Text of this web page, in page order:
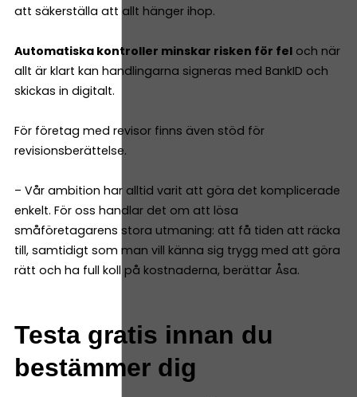
att säkerställa att allt hänger ihop.
Automatiska kontroller minskar risken för fel och när
allt är klart kan handlingarna signeras med BankID och
skickas in digitalt.
För företag med revisor finns även stöd för
revisionsberättelse.
– Vår ambition har alltid varit att göra det komplicerade
enkelt. För oss handlar det om att lösa
småföretagarens stora utmaning: att få tiden att räcka
till, samtidigt som man vill känna sig trygg med att göra
rätt och ha full koll på kostnaderna, berättar Åsa.
Testa gratis innan du
bestämmer dig